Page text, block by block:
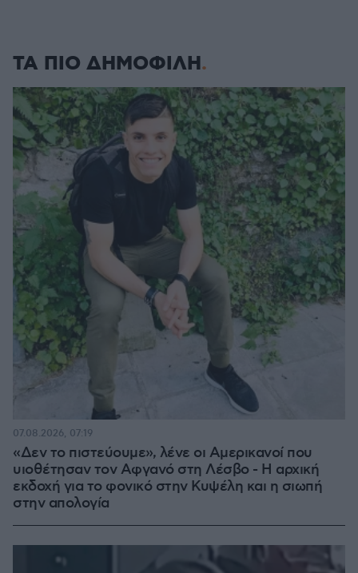
ΤΑ ΠΙΟ ΔΗΜΟΦΙΛΗ
«Δεν το πιστεύουμε», λένε οι Αμερικανοί που
υιοθέτησαν τον Αφγανό στη Λέσβο - Η αρχική
εκδοχή για το φονικό στην Κυψέλη και η σιωπή
στην απολογία
07.08.2026, 07:19